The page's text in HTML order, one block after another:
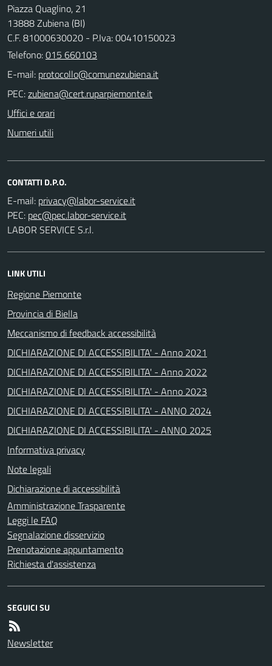
Piazza Quaglino, 21
13888 Zubiena (BI)
C.F. 81000630020 - P.Iva: 00410150023
Telefono:015 660103
E-mail:
PEC:
Uffici e orari
Numeri utili
CONTATTI D.P.O.
E-mail:
PEC:
LABOR SERVICE S.r.l.
LINK UTILI
Regione Piemonte
Provincia di Biella
Meccanismo di feedback accessibilità
DICHIARAZIONE DI ACCESSIBILITA' - Anno 2021
DICHIARAZIONE DI ACCESSIBILITA' - Anno 2022
DICHIARAZIONE DI ACCESSIBILITA' - Anno 2023
DICHIARAZIONE DI ACCESSIBILITA' - ANNO 2024
DICHIARAZIONE DI ACCESSIBILITA' - ANNO 2025
Informativa privacy
Note legali
Dichiarazione di accessibilità
Amministrazione Trasparente
Leggi le FAQ
Segnalazione disservizio
Prenotazione appuntamento
Richiesta d'assistenza
SEGUICI SU
Newsletter